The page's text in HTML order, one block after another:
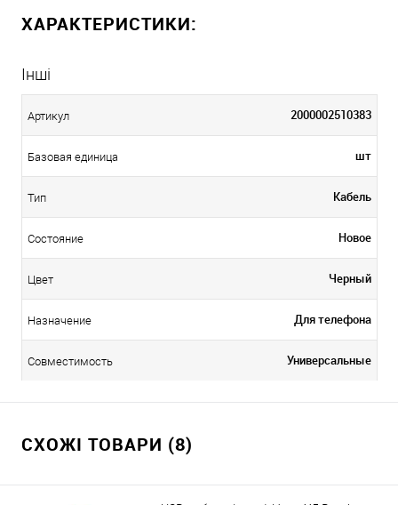
ХАРАКТЕРИСТИКИ:
Інші
Артикул 2000002510383
Базовая единица шт
Тип Кабель
Состояние Новое
Цвет Черный
Назначение Для телефона
Совместимость Универсальные
СХОЖІ ТОВАРИ (8)